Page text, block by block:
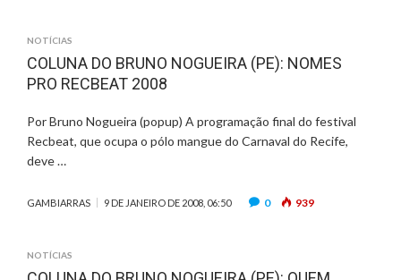
NOTÍCIAS
COLUNA DO BRUNO NOGUEIRA (PE): NOMES
PRO RECBEAT 2008
Por Bruno Nogueira (popup) A programação final do festival
Recbeat, que ocupa o pólo mangue do Carnaval do Recife,
deve …
GAMBIARRAS 9 DE JANEIRO DE 2008, 06:50 0 939
NOTÍCIAS